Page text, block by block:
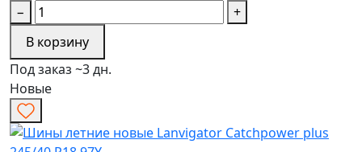
−
+
В корзину
Под заказ ~3 дн.
Новые